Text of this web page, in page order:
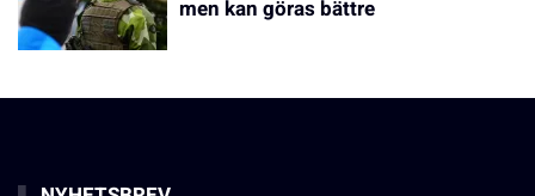
men kan göras bättre